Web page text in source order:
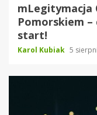
mLegitymacja
Pomorskiem
start!
Karol Kubiak 5